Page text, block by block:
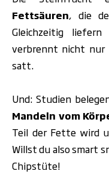
Fettsäuren, die
Gleichzeitig
verbrennt nicht nur
satt.
Und: Studien
Mandeln vom
Teil der Fette wird
Willst du also smart
Chipstüte!